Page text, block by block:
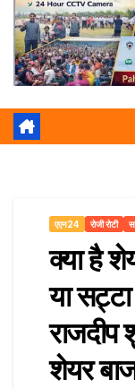
एएन24 रोजी रोटी
क्या है
या
शेयर
pa
m
e